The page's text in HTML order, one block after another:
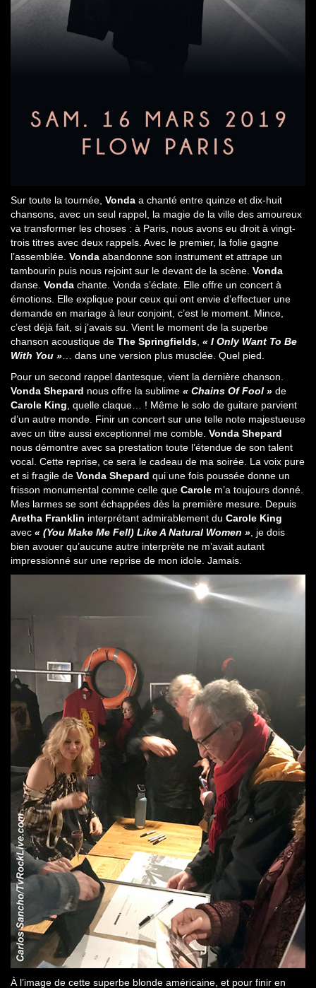
Sur toute la tournée, Vonda a chanté entre quinze et dix-huit
chansons, avec un seul rappel, la magie de la ville des amoureux
va transformer les choses : à Paris, nous avons eu droit à vingt-
trois titres avec deux rappels. Avec le premier, la folie gagne
l’assemblée. Vonda abandonne son instrument et attrape un
tambourin puis nous rejoint sur le devant de la scène. Vonda
danse. Vonda chante. Vonda s’éclate. Elle offre un concert à
émotions. Elle explique pour ceux qui ont envie d’effectuer une
demande en mariage à leur conjoint, c’est le moment. Mince,
c’est déjà fait, si j’avais su. Vient le moment de la superbe
chanson acoustique de The Springfields « I Only Want To Be
With You » … dans une version plus musclée. Quel pied.
Pour un second rappel dantesque, vient la dernière chanson.
Vonda Shepard nous offre la sublime « Chains Of Fool » de
Carole King , quelle claque… ! Même le solo de guitare parvient
d’un autre monde. Finir un concert sur une telle note majestueuse
avec un titre aussi exceptionnel me comble. Vonda Shepard
nous démontre avec sa prestation toute l’étendue de son talent
vocal. Cette reprise, ce sera le cadeau de ma soirée. La voix pure
et si fragile de Vonda Shepard qui une fois poussée donne un
frisson monumental comme celle que Carole m’a toujours donné.
Mes larmes se sont échappées dès la première mesure. Depuis
Aretha Franklin interprétant admirablement du Carole King
avec « (You Make Me Fell) Like A Natural Women » , je dois
bien avouer qu’aucune autre interprète ne m’avait autant
impressionné sur une reprise de mon idole. Jamais.
À l’image de cette superbe blonde américaine, et pour finir en